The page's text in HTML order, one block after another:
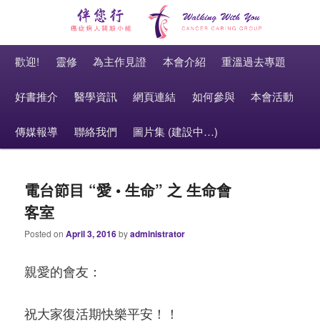
伴您行 Walking With You
癌症病人關顧小組 Cancer Caring Group
Skip to primary content
Skip to secondary content
歡迎! 靈修 為主作見證 本會介紹 重溫過去專題
好書推介 醫學資訊 網頁連結 如何參與 本會活動
傳媒報導 聯絡我們 圖片集 (建設中…)
電台節目 “愛 • 生命” 之 生命會
客室
Posted onApril 3, 2016byadministrator
親愛的會友：
祝大家復活期快樂平安！！